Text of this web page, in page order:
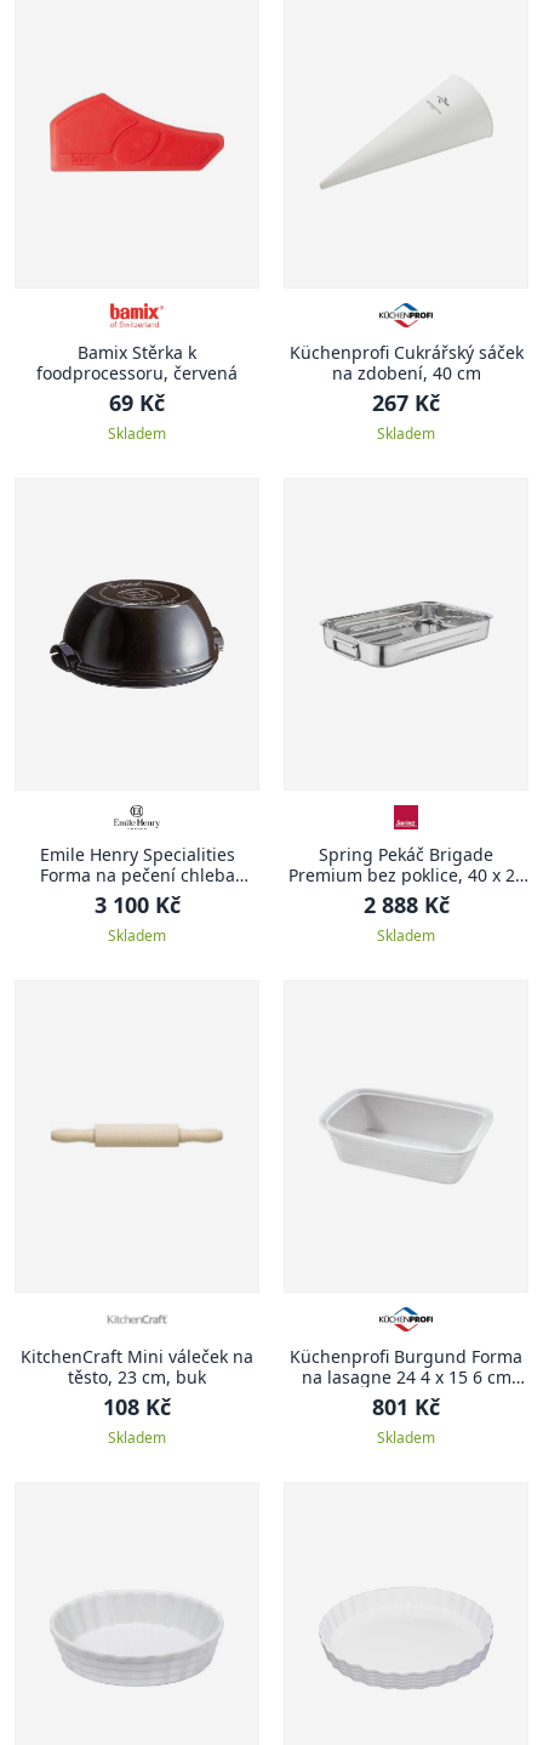
Bamix Stěrka k
foodprocessoru, červená
69 Kč
Skladem
Küchenprofi Cukrářský sáček
na zdobení, 40 cm
267 Kč
Skladem
Emile Henry Specialities
Forma na pečení chleba
Specialities 32,5 x 29,5 cm
antracitová Charcoal
3 100 Kč
Skladem
Spring Pekáč Brigade
Premium bez poklice, 40 x 26
cm
2 888 Kč
Skladem
KitchenCraft Mini váleček na
těsto, 23 cm, buk
108 Kč
Skladem
Küchenprofi Burgund Forma
na lasagne 24 4 x 15 6 cm
BURGUND
801 Kč
Skladem